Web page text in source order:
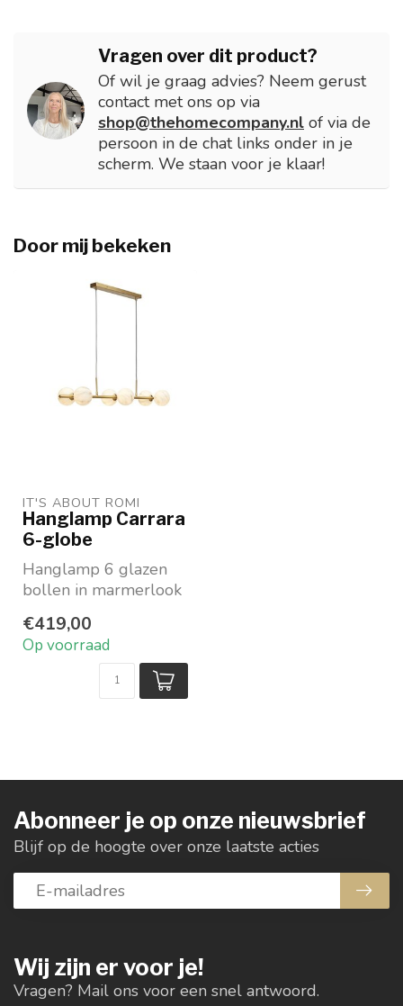
Vragen over dit product?
Of wil je graag advies? Neem gerust
contact met ons op via
shop@thehomecompany.nl of via de
persoon in de chat links onder in je
scherm. We staan voor je klaar!
Door mij bekeken
IT'S ABOUT ROMI
Hanglamp Carrara
6-globe
Hanglamp 6 glazen
bollen in marmerlook
en goudkleurig arma...
€419,00
Op voorraad
Wij zijn er voor je!
Vragen? Mail ons voor een snel antwoord.
Abonneer je op onze nieuwsbrief
Blijf op de hoogte over onze laatste acties